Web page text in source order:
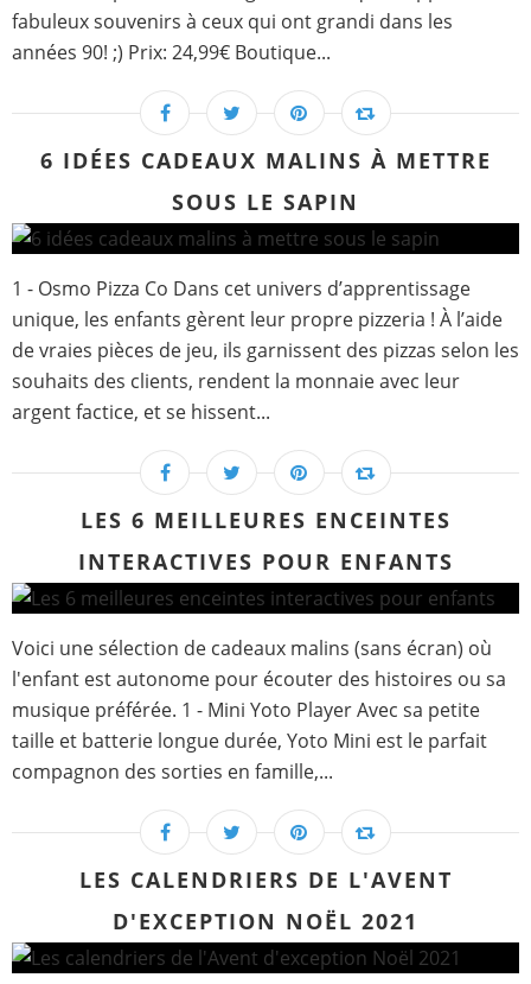
fabuleux souvenirs à ceux qui ont grandi dans les
années 90! ;) Prix: 24,99€ Boutique...
6 IDÉES CADEAUX MALINS À METTRE
SOUS LE SAPIN
1 - Osmo Pizza Co Dans cet univers d’apprentissage
unique, les enfants gèrent leur propre pizzeria ! À l’aide
de vraies pièces de jeu, ils garnissent des pizzas selon les
souhaits des clients, rendent la monnaie avec leur
argent factice, et se hissent...
LES 6 MEILLEURES ENCEINTES
INTERACTIVES POUR ENFANTS
Voici une sélection de cadeaux malins (sans écran) où
l'enfant est autonome pour écouter des histoires ou sa
musique préférée. 1 - Mini Yoto Player Avec sa petite
taille et batterie longue durée, Yoto Mini est le parfait
compagnon des sorties en famille,...
LES CALENDRIERS DE L'AVENT
D'EXCEPTION NOËL 2021